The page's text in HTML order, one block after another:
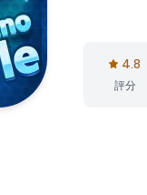
4.8
評分